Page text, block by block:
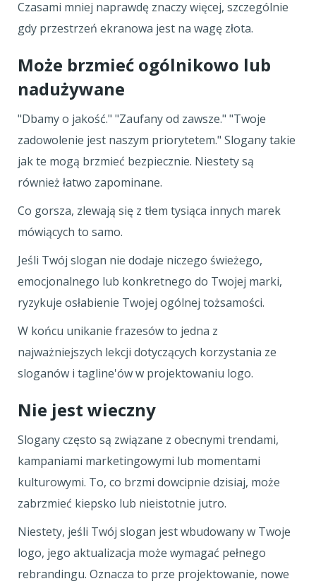
Czasami mniej naprawdę znaczy więcej, szczególnie
gdy przestrzeń ekranowa jest na wagę złota.
Może brzmieć ogólnikowo lub
nadużywane
"Dbamy o jakość." "Zaufany od zawsze." "Twoje
zadowolenie jest naszym priorytetem." Slogany takie
jak te mogą brzmieć bezpiecznie. Niestety są
również łatwo zapominane.
Co gorsza, zlewają się z tłem tysiąca innych marek
mówiących to samo.
Jeśli Twój slogan nie dodaje niczego świeżego,
emocjonalnego lub konkretnego do Twojej marki,
ryzykuje osłabienie Twojej ogólnej tożsamości.
W końcu unikanie frazesów to jedna z
najważniejszych lekcji dotyczących korzystania ze
sloganów i tagline'ów w projektowaniu logo.
Nie jest wieczny
Slogany często są związane z obecnymi trendami,
kampaniami marketingowymi lub momentami
kulturowymi. To, co brzmi dowcipnie dzisiaj, może
zabrzmieć kiepsko lub nieistotnie jutro.
Niestety, jeśli Twój slogan jest wbudowany w Twoje
logo, jego aktualizacja może wymagać pełnego
rebrandingu. Oznacza to prze projektowanie, nowe